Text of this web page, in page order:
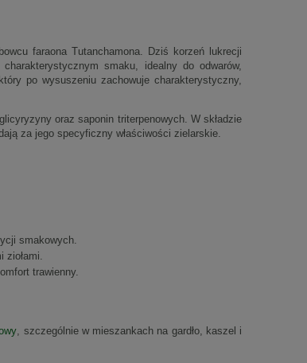
faraona Tutanchamona. Dziś korzeń lukrecji
smaku, idealny do odwarów,
po wysuszeniu zachowuje charakterystyczny,
oraz saponin triterpenowych. W składzie
za jego specyficzny właściwości zielarskie.
smakowych.
trawienny.
, szczególnie w mieszankach na gardło, kaszel i